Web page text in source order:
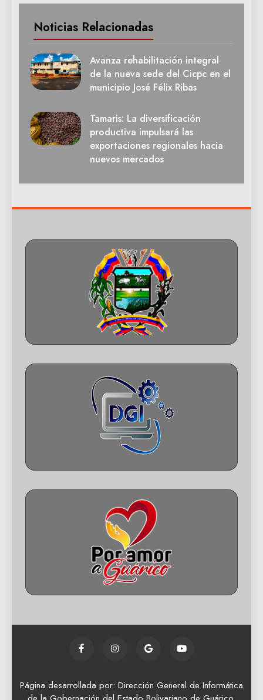
Noticias Relacionadas
Avanza rehabilitación integral
de la nueva sede del Cicpc en el
municipio José Félix Ribas
Tamaris: La diversificación
productiva impulsará las
exportaciones regionales hacia
nuevos mercados
Página desarrollada por: Dirección General de Informática